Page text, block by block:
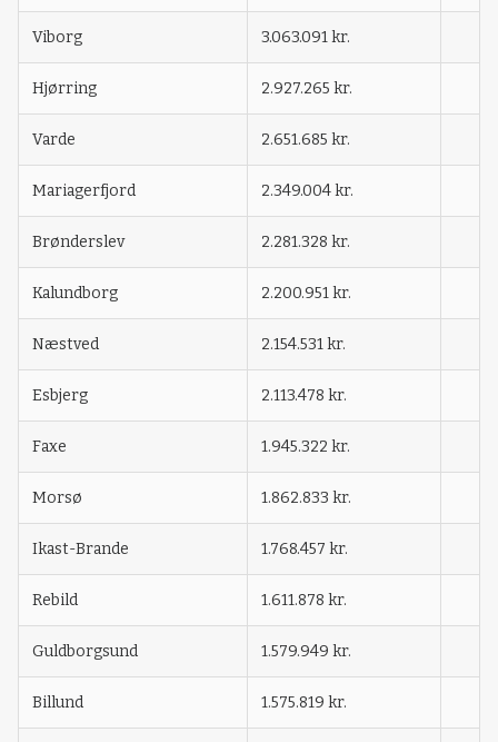
Viborg 3.063.091 kr.
Hjørring 2.927.265 kr.
Varde 2.651.685 kr.
Mariagerfjord 2.349.004 kr.
Brønderslev 2.281.328 kr.
Kalundborg 2.200.951 kr.
Næstved 2.154.531 kr.
Esbjerg 2.113.478 kr.
Faxe 1.945.322 kr.
Morsø 1.862.833 kr.
Ikast-Brande 1.768.457 kr.
Rebild 1.611.878 kr.
Guldborgsund 1.579.949 kr.
Billund 1.575.819 kr.